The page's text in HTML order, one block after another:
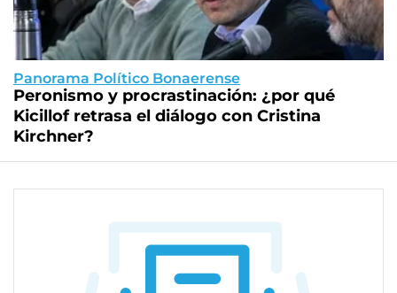
Panorama Político Bonaerense
Peronismo y procrastinación: ¿por qué
Kicillof retrasa el diálogo con Cristina
Kirchner?